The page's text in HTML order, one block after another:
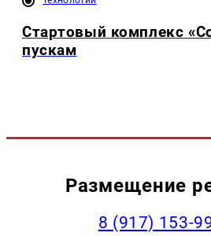
Стартовый комплекс
пускам
Размещение
‭8 (917) 153-